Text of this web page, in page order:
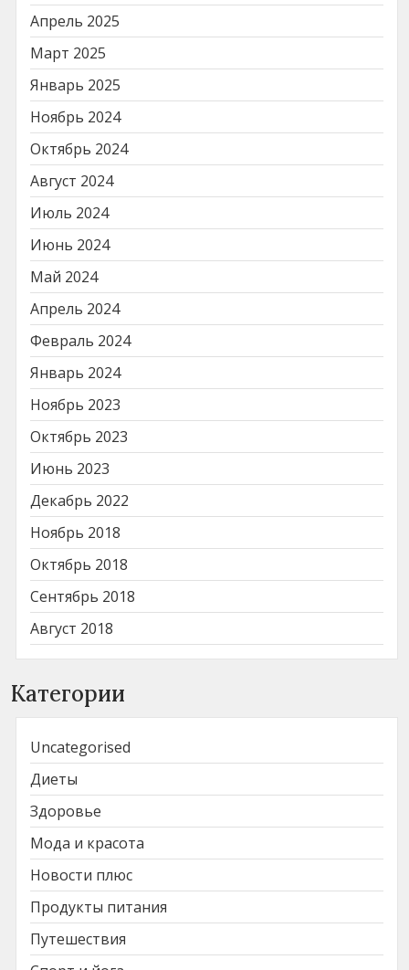
Апрель 2025
Март 2025
Январь 2025
Ноябрь 2024
Октябрь 2024
Август 2024
Июль 2024
Июнь 2024
Май 2024
Апрель 2024
Февраль 2024
Январь 2024
Ноябрь 2023
Октябрь 2023
Июнь 2023
Декабрь 2022
Ноябрь 2018
Октябрь 2018
Сентябрь 2018
Август 2018
Категории
Uncategorised
Диеты
Здоровье
Мода и красота
Новости плюс
Продукты питания
Путешествия